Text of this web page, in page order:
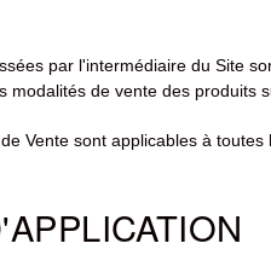
par l'intermédiaire du Site
modalités de vente des produits
Vente sont applicables à